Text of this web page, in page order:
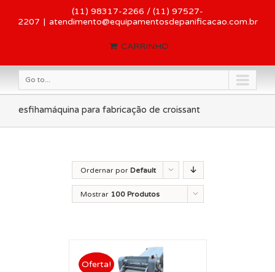
(11) 98317-2266 / (11) 97527-
2207 | atendimento@equipamentosdepanificacao.com.br
CARRINHO
Go to...
esfihamáquina para fabricação de croissant
Ordernar por Default
Order
Mostrar 100 Produtos
Oferta!